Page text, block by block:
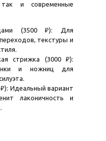
и современные
(3500 ₽): Для
текстуры и
стрижка (3000 ₽):
и ножниц для
Идеальный вариант
лаконичность и